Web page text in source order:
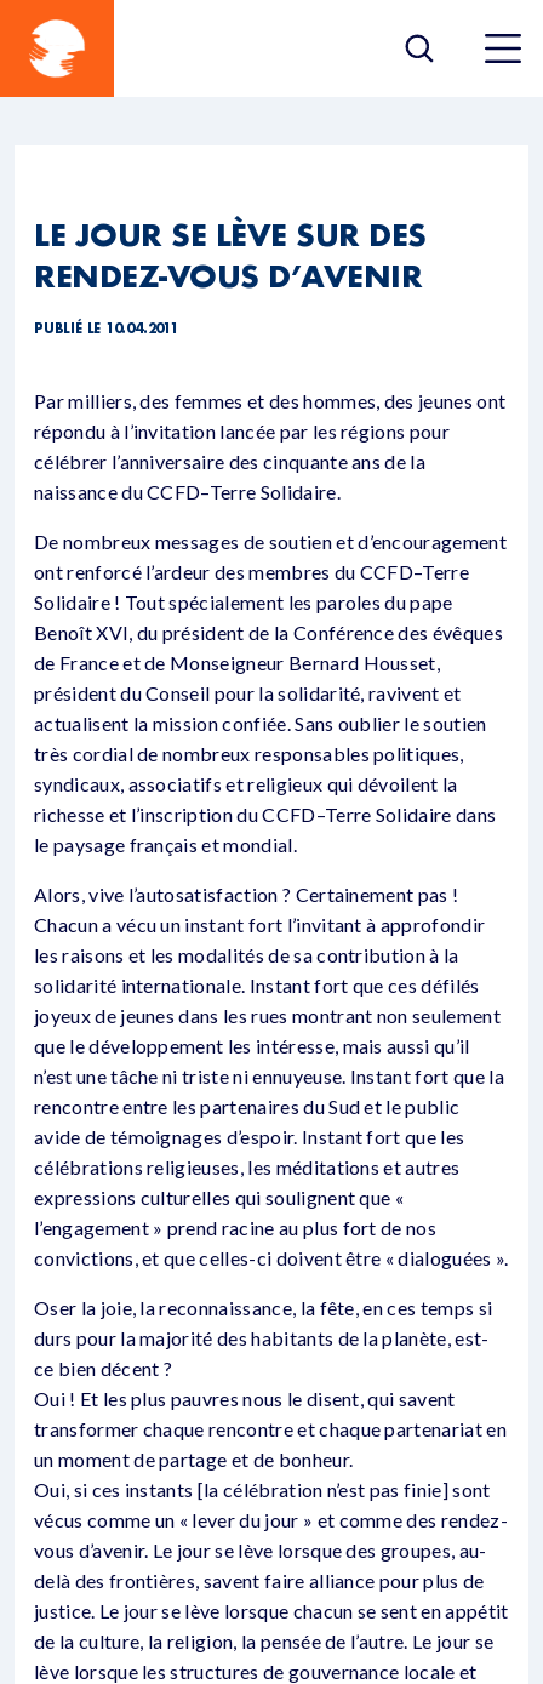
LE JOUR SE LÈVE SUR DES
RENDEZ-VOUS D’AVENIR
PUBLIÉ LE 10.04.2011
Par milliers, des femmes et des hommes, des jeunes ont
répondu à l’invitation lancée par les régions pour
célébrer l’anniversaire des cinquante ans de la
naissance du CCFD–Terre Solidaire.
De nombreux messages de soutien et d’encouragement
ont renforcé l’ardeur des membres du CCFD–Terre
Solidaire ! Tout spécialement les paroles du pape
Benoît XVI, du président de la Conférence des évêques
de France et de Monseigneur Bernard Housset,
président du Conseil pour la solidarité, ravivent et
actualisent la mission confiée. Sans oublier le soutien
très cordial de nombreux responsables politiques,
syndicaux, associatifs et religieux qui dévoilent la
richesse et l’inscription du CCFD–Terre Solidaire dans
le paysage français et mondial.
Alors, vive l’autosatisfaction ? Certainement pas !
Chacun a vécu un instant fort l’invitant à approfondir
les raisons et les modalités de sa contribution à la
solidarité internationale. Instant fort que ces défilés
joyeux de jeunes dans les rues montrant non seulement
que le développement les intéresse, mais aussi qu’il
n’est une tâche ni triste ni ennuyeuse. Instant fort que la
rencontre entre les partenaires du Sud et le public
avide de témoignages d’espoir. Instant fort que les
célébrations religieuses, les méditations et autres
expressions culturelles qui soulignent que «
l’engagement » prend racine au plus fort de nos
convictions, et que celles-ci doivent être « dialoguées ».
Oser la joie, la reconnaissance, la fête, en ces temps si
durs pour la majorité des habitants de la planète, est-
ce bien décent ?
Oui ! Et les plus pauvres nous le disent, qui savent
transformer chaque rencontre et chaque partenariat en
un moment de partage et de bonheur.
Oui, si ces instants [la célébration n’est pas finie] sont
vécus comme un « lever du jour » et comme des rendez-
vous d’avenir. Le jour se lève lorsque des groupes, au-
delà des frontières, savent faire alliance pour plus de
justice. Le jour se lève lorsque chacun se sent en appétit
de la culture, la religion, la pensée de l’autre. Le jour se
lève lorsque les structures de gouvernance locale et